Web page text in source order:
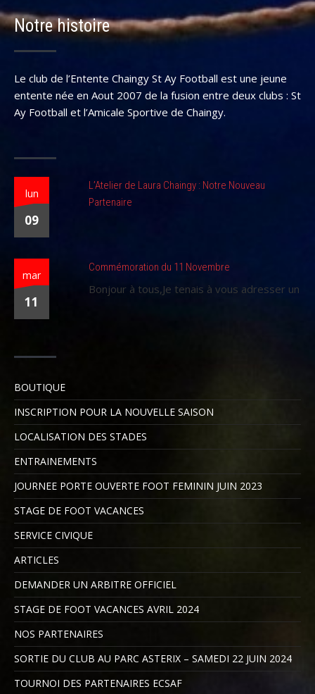
Notre histoire
Le club de l’Entente Chaingy St Ay Football est une jeune
entente née en Aout 2007 de la fusion entre deux clubs : St
Ay Football et l’Amicale Sportive de Chaingy.
lun
09
L’Atelier de Laura Chaingy : Notre Nouveau
Partenaire
mar
11
Commémoration du 11 Novembre
Bonjour à tous,Je tenais à vous adresser un
BOUTIQUE
INSCRIPTION POUR LA NOUVELLE SAISON
LOCALISATION DES STADES
ENTRAINEMENTS
JOURNEE PORTE OUVERTE FOOT FEMININ JUIN 2023
STAGE DE FOOT VACANCES
SERVICE CIVIQUE
ARTICLES
DEMANDER UN ARBITRE OFFICIEL
STAGE DE FOOT VACANCES AVRIL 2024
NOS PARTENAIRES
SORTIE DU CLUB AU PARC ASTERIX – SAMEDI 22 JUIN 2024
TOURNOI DES PARTENAIRES ECSAF